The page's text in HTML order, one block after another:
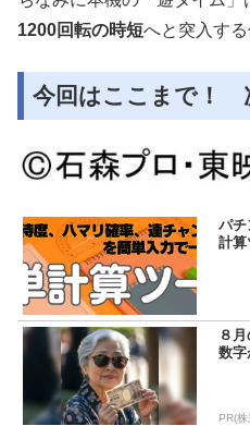
1200回転の時短へと突入する
今回はここまで！
パチ
計算
８
数字
PR(